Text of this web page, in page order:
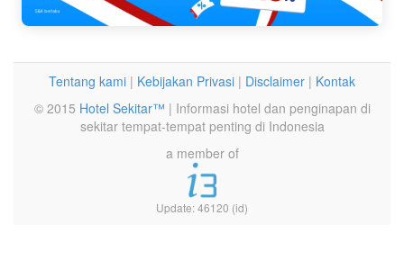
Tentang kami | Kebijakan Privasi | Disclaimer | Kontak
© 2015 Hotel Sekitar™ | Informasi hotel dan penginapan di
sekitar tempat-tempat penting di Indonesia
a member of
Update: 46120 (id)